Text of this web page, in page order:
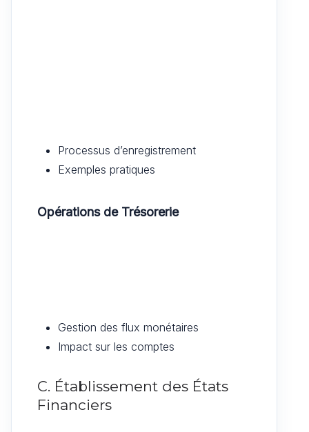
Processus d’enregistrement
Exemples pratiques
Opérations de Trésorerie
Gestion des flux monétaires
Impact sur les comptes
C. Établissement des États
Financiers